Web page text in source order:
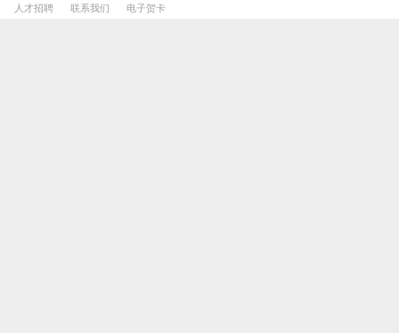
人才招聘 联系我们 电子贺卡